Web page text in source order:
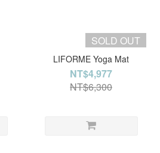
SOLD OUT
LIFORME Yoga Mat
NT$4,977
NT$6,300